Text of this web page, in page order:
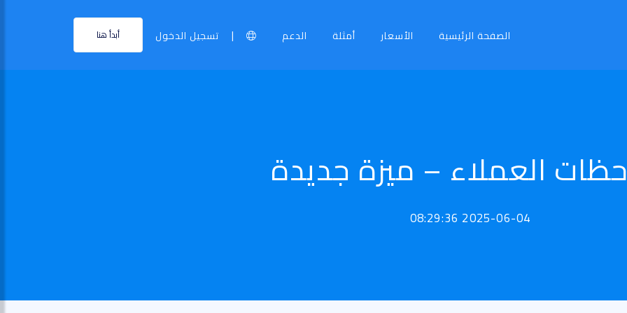
الصفحة الرئيسية الأسعار أمثلة الدعم | تسجيل الدخول أبدأ هنا
العملاء – ميزة جديدة
2025-06-04 08:29:36